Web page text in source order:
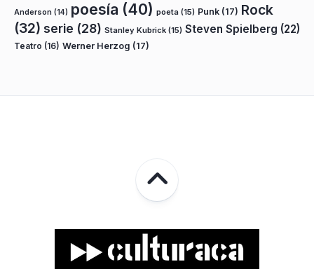
Anderson (14) poesía (40) poeta (15) Punk (17) Rock
(32) serie (28) Stanley Kubrick (15) Steven Spielberg (22)
Teatro (16) Werner Herzog (17)